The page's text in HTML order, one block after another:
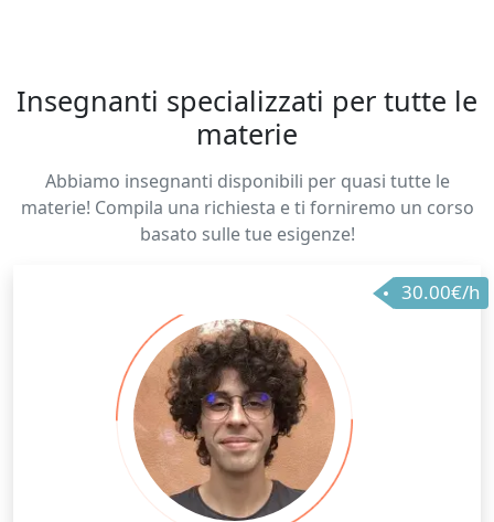
Insegnanti specializzati per tutte le
materie
Abbiamo insegnanti disponibili per quasi tutte le
materie! Compila una richiesta e ti forniremo un corso
basato sulle tue esigenze!
30.00€/h